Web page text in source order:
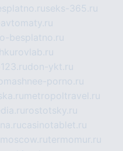
seks-365.ru
besplatno.ru
don-ykt.ru
porno.ru
metropoltravel.ru
rostotsky.ru
casinotablet.ru
termomur.ru